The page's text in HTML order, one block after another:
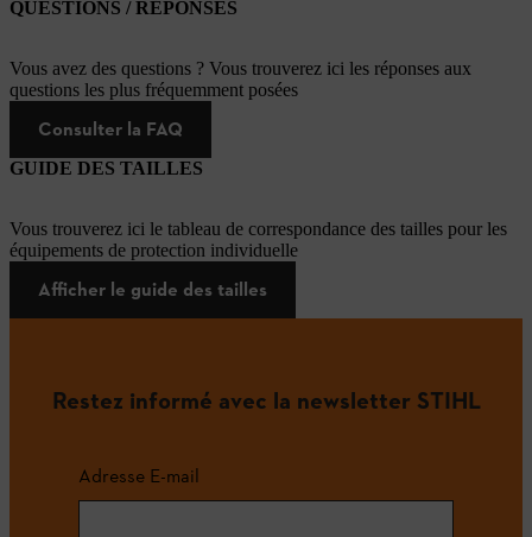
QUESTIONS / RÉPONSES
Vous avez des questions ? Vous trouverez ici les réponses aux
questions les plus fréquemment posées
Consulter la FAQ
GUIDE DES TAILLES
Vous trouverez ici le tableau de correspondance des tailles pour les
équipements de protection individuelle
Afficher le guide des tailles
Restez informé avec la newsletter STIHL
Adresse E-mail